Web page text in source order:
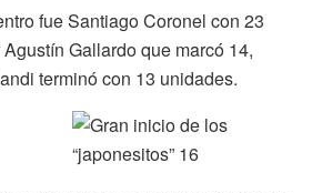
???????????
fue Santiago Coronel con 23
Gallardo que marcó 14,
terminó con 13 unidades.